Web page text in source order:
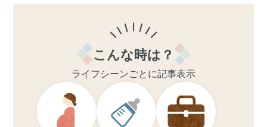
こんな時は？
ライフシーンごとに記事表示